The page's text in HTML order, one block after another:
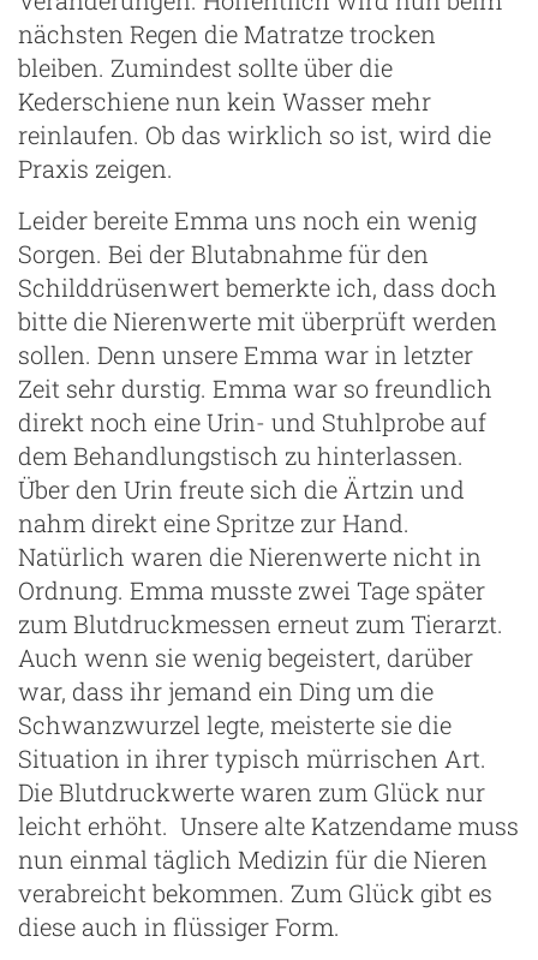
nächsten Regen die Matratze trocken
bleiben. Zumindest sollte über die
Kederschiene nun kein Wasser mehr
reinlaufen. Ob das wirklich so ist, wird die
Praxis zeigen.
Leider bereite Emma uns noch ein wenig
Sorgen. Bei der Blutabnahme für den
Schilddrüsenwert bemerkte ich, dass doch
bitte die Nierenwerte mit überprüft werden
sollen. Denn unsere Emma war in letzter
Zeit sehr durstig. Emma war so freundlich
direkt noch eine Urin- und Stuhlprobe auf
dem Behandlungstisch zu hinterlassen.
Über den Urin freute sich die Ärtzin und
nahm direkt eine Spritze zur Hand.
Natürlich waren die Nierenwerte nicht in
Ordnung. Emma musste zwei Tage später
zum Blutdruckmessen erneut zum Tierarzt.
Auch wenn sie wenig begeistert, darüber
war, dass ihr jemand ein Ding um die
Schwanzwurzel legte, meisterte sie die
Situation in ihrer typisch mürrischen Art.
Die Blutdruckwerte waren zum Glück nur
leicht erhöht. Unsere alte Katzendame muss
nun einmal täglich Medizin für die Nieren
verabreicht bekommen. Zum Glück gibt es
diese auch in flüssiger Form.